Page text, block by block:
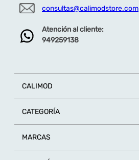
consultas@calimodstore.com
Atención al cliente:
949259138
CALIMOD
CATEGORÍA
MARCAS